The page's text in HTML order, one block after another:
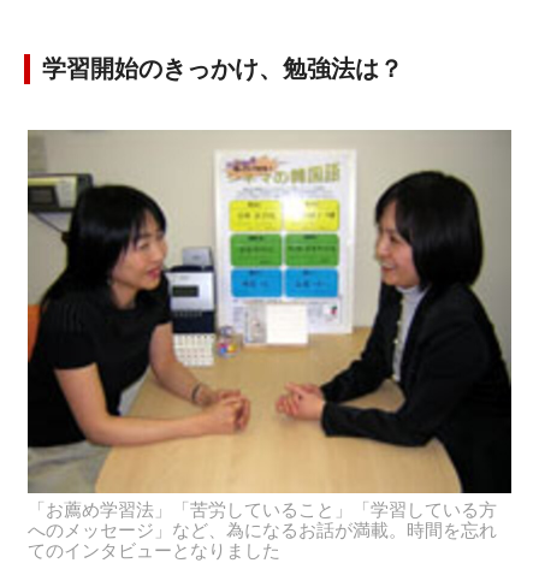
学習開始のきっかけ、勉強法は？
「お薦め学習法」「苦労していること」「学習している方
へのメッセージ」など、為になるお話が満載。時間を忘れ
てのインタビューとなりました